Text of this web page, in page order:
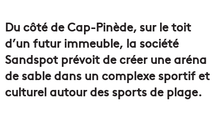
Du côté de Cap-Pinède, sur le toit
d’un futur immeuble, la société
Sandspot prévoit de créer une aréna
de sable dans un complexe sportif et
culturel autour des sports de plage.